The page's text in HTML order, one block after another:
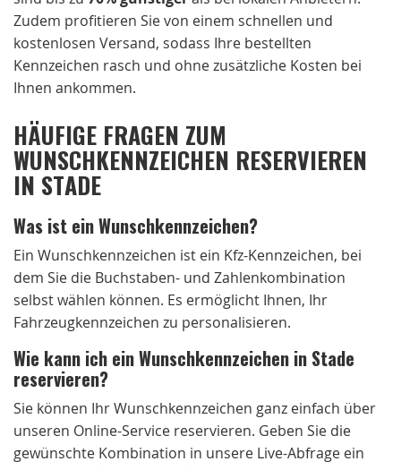
Zudem profitieren Sie von einem schnellen und
kostenlosen Versand, sodass Ihre bestellten
Kennzeichen rasch und ohne zusätzliche Kosten bei
Ihnen ankommen.
HÄUFIGE FRAGEN ZUM
WUNSCHKENNZEICHEN RESERVIEREN
IN STADE
Was ist ein Wunschkennzeichen?
Ein Wunschkennzeichen ist ein Kfz-Kennzeichen, bei
dem Sie die Buchstaben- und Zahlenkombination
selbst wählen können. Es ermöglicht Ihnen, Ihr
Fahrzeugkennzeichen zu personalisieren.
Wie kann ich ein Wunschkennzeichen in Stade
reservieren?
Sie können Ihr Wunschkennzeichen ganz einfach über
unseren Online-Service reservieren. Geben Sie die
gewünschte Kombination in unsere Live-Abfrage ein